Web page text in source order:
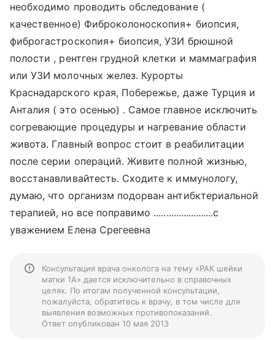
необходимо проводить обследование (
качественное) Фиброколоноскопия+ биопсия,
фиброгастроскопия+ биопсия, УЗИ брюшной
полости , рентген грудной клетки и маммаграфия
или УЗИ молочных желез. Курорты
Краснадарского края, Побережье, даже Турция и
Анталия ( это осенью) . Самое главное исключить
согревающие процедуры и нагревание области
живота. Главный вопрос стоит в реабилитации
после серии операций. Живите полной жизнью,
восстанавливайтесть. Сходите к иммунологу,
думаю, что организм подорван антибктериальной
терапией, но все поправимо ........................с
уважением Елена Срегеевна
Консультация врача онколога на тему «РАК шейки
матки 1А» дается исключительно в справочных
целях. По итогам полученной консультации,
пожалуйста, обратитесь к врачу, в том числе для
выявления возможных противопоказаний.
Ответ опубликован 10 мая 2013